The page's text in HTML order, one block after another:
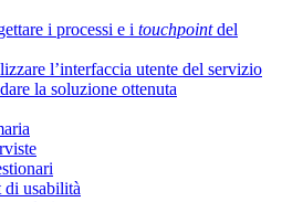
i processi e i touchpointdel
l’interfaccia utente del servizio
la soluzione ottenuta
di usabilità